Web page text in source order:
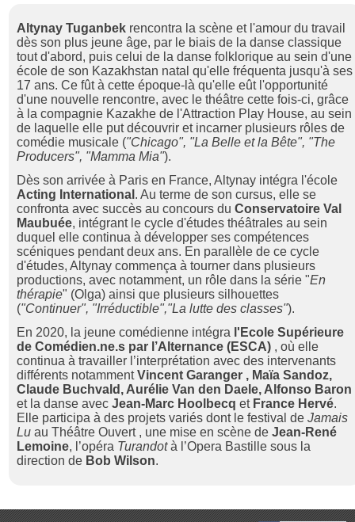
Altynay Tuganbek rencontra la scène et l'amour du travail
dès son plus jeune âge, par le biais de la danse classique
tout d'abord, puis celui de la danse folklorique au sein d'une
école de son Kazakhstan natal qu'elle fréquenta jusqu'à ses
17 ans. Ce fût à cette époque-là qu'elle eût l'opportunité
d'une nouvelle rencontre, avec le théâtre cette fois-ci, grâce
à la compagnie Kazakhe de l'Attraction Play House, au sein
de laquelle elle put découvrir et incarner plusieurs rôles de
comédie musicale ("Chicago", "La Belle et la Bête", "The
Producers", "Mamma Mia").
Dès son arrivée à Paris en France, Altynay intégra l'école
Acting International . Au terme de son cursus, elle se
confronta avec succès au concours duConservatoire Val
Maubuée, intégrant le cycle d'études théâtrales au sein
duquel elle continua à développer ses compétences
scéniques pendant deux ans. En parallèle de ce cycle
d'études, Altynay commença à tourner dans plusieurs
productions, avec notamment, un rôle dans la série "En
thérapie" (Olga) ainsi que plusieurs silhouettes
("Continuer", "Irréductible","La lutte des classes").
En 2020, la jeune comédienne intégra l'Ecole Supérieure
de Comédien.ne.s par l’Alternance (ESCA) , où elle
continua à travailler l’interprétation avec des intervenants
différents notammentVincent Garanger , Maïa Sandoz,
Claude Buchvald, Aurélie Van den Daele, Alfonso Baron
et la danse avecJean-Marc Hoolbecq etFrance Hervé.
Elle participa à des projets variés dont le festival deJamais
Lu au Théâtre Ouvert , une mise en scène deJean-René
Lemoine, l’opéra Turandotà l’Opera Bastille sous la
direction de Bob Wilson.